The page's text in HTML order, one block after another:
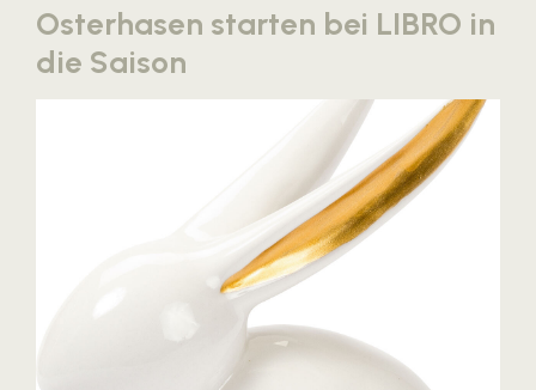
Cineplexx
Designer Outlets Parndorf und Salzburg
Osterhasen starten bei LIBRO in
die Saison